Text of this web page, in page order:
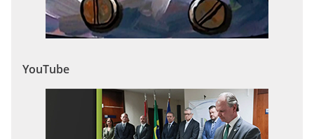
YouTube